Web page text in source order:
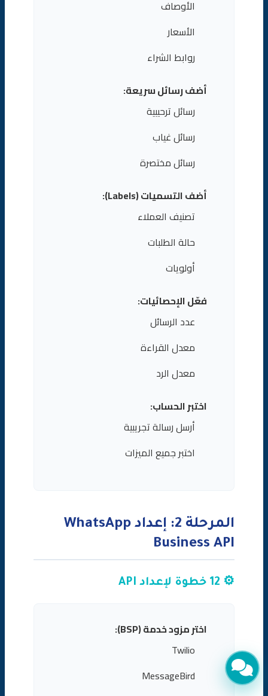
الأوصاف
الأسعار
روابط الشراء
أضف رسائل سريعة:
رسائل ترحيبية
رسائل غياب
رسائل مختصرة
أضف التسميات (Labels):
تصنيف العملاء
حالة الطلبات
أولويات
فعّل الإحصائيات:
عدد الرسائل
معدل القراءة
معدل الرد
اختبر الحساب:
أرسل رسالة تجريبية
اختبر جميع الميزات
المرحلة 2: إعداد WhatsApp
Business API
⚙️ 12 خطوة لإعداد API
اختر مزود خدمة (BSP):
Twilio
MessageBird